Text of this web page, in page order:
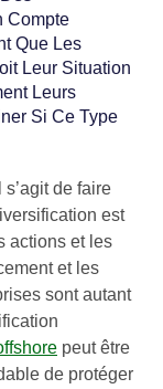
Compte
Que Les
Leur Situation
Leurs
Si Ce Type
s’agit de faire
est
actions et les
et les
sont autant
peut être
de protéger